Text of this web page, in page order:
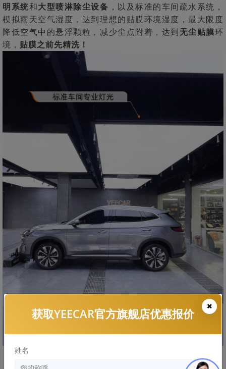
明系统和大型喷淋除尘设备 ，以及标准的车间疏水系统，
模拟雨天空气湿度，达到理想的贴膜环境湿度，最大限度
降低空气中的悬浮颗粒，减少尘点附着，达到无尘贴膜环
境， 贴膜之前先精洗！
获取YEECAR官方旗舰店优惠报价
姓名